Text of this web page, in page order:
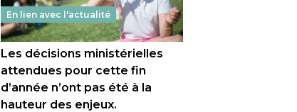
En lien avec l'actualité
Les décisions ministérielles
attendues pour cette fin
d’année n’ont pas été à la
hauteur des enjeux.